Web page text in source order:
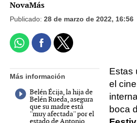
NovaMás
Publicado: 28 de marzo de 2022, 16:56
Más información
Belén Écija, la hija de
Belén Rueda, asegura
que su madre está
''muy afectada'' por el
estado de Antonio
Estas
el
boca